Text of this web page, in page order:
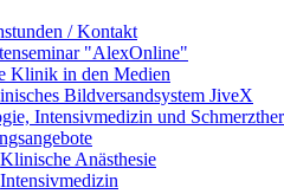
/ Kontakt
"AlexOnline"
Klinik in den Medien
Bildversandsystem JiveX
Intensivmedizin und
Klinische Anästhesie
Intensivmedizin